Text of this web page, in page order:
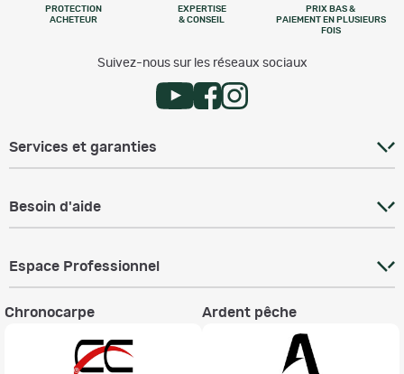
PROTECTION
ACHETEUR
EXPERTISE
& CONSEIL
PRIX BAS &
PAIEMENT EN PLUSIEURS
FOIS
Suivez-nous sur les réseaux sociaux
Services et garanties
Besoin d'aide
Espace Professionnel
Chronocarpe Ardent pêche